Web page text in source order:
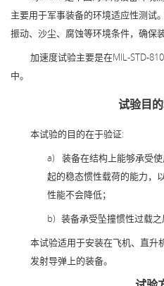
主要用于军事装备的环境适应性测试
振动、沙尘、腐蚀等环境条件，确保
加速度试验主要是在MIL-STD-
中。
试验目
本试验的目的在于验证:
a)
装备在结构上能够承受
起的稳态惯性载荷的能力，
性能不会降低；
b) 装备承受坠撞惯性过载之
本试验适用于安装在飞机、直升
发射导弹上的装备。